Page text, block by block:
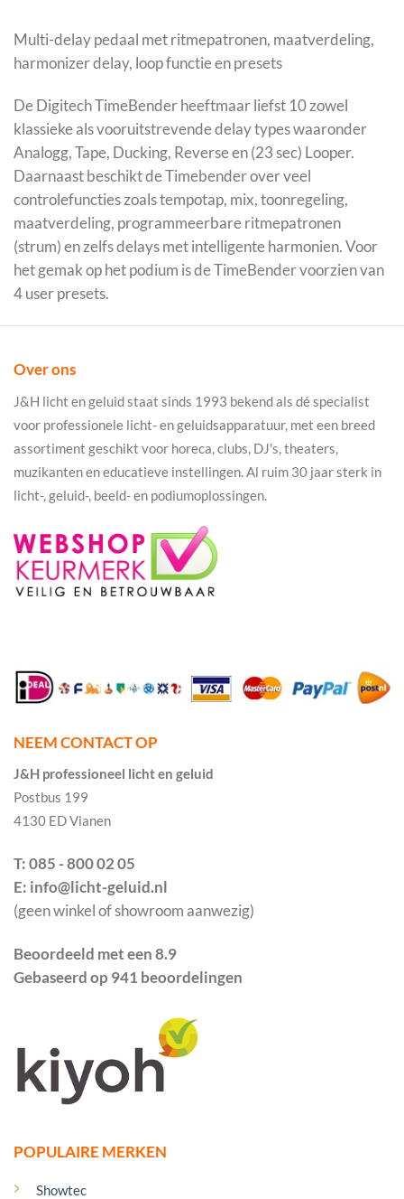
Multi-delay pedaal met ritmepatronen, maatverdeling,
harmonizer delay, loop functie en presets
De Digitech TimeBender heeftmaar liefst 10 zowel
klassieke als vooruitstrevende delay types waaronder
Analogg, Tape, Ducking, Reverse en (23 sec) Looper.
Daarnaast beschikt de Timebender over veel
controlefuncties zoals tempotap, mix, toonregeling,
maatverdeling, programmeerbare ritmepatronen
(strum) en zelfs delays met intelligente harmonien. Voor
het gemak op het podium is de TimeBender voorzien van
4 user presets.
Over ons
J&H licht en geluid staat sinds 1993 bekend als dé specialist
voor professionele licht- en geluidsapparatuur, met een breed
assortiment geschikt voor horeca, clubs, DJ's, theaters,
muzikanten en educatieve instellingen. Al ruim 30 jaar sterk in
licht-, geluid-, beeld- en podiumoplossingen.
POPULAIRE MERKEN
Showtec
NEEM CONTACT OP
J&H professioneel licht en geluid
Postbus 199
4130 ED Vianen
T: 085 - 800 02 05
E: info@licht-geluid.nl
(geen winkel of showroom aanwezig)
Beoordeeld met een 8.9
Gebaseerd op 941 beoordelingen